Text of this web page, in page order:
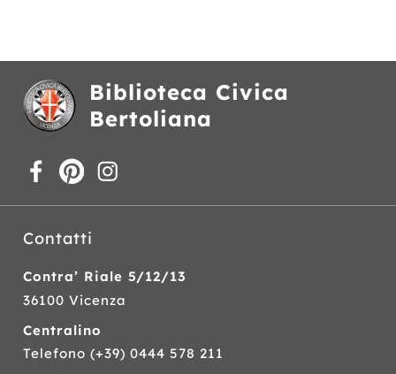
Biblioteca Civica
Bertoliana
Contatti
Contra’ Riale 5/12/13
36100 Vicenza
Centralino
Telefono(+39) 0444 578 211